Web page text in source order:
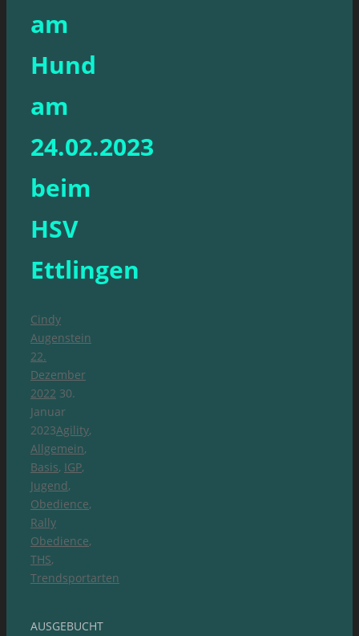
am
Hund
am
24.02.2023
beim
HSV
Ettlingen
Cindy
Augenstein
22.
Dezember
2022 30.
Januar
2023Agility,
Allgemein,
Basis, IGP,
Jugend,
Obedience,
Rally
Obedience,
THS,
Trendsportarten
AUSGEBUCHT